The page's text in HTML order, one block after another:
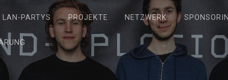
LAN-PARTYS PROJEKTE NETZWERK